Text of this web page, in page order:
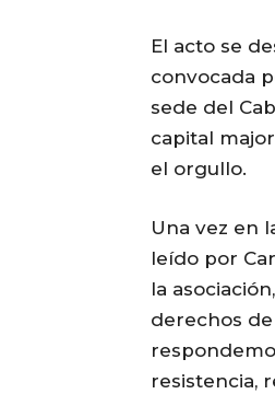
El acto se
convocada
sede del
capital
el orgullo.
Una vez en
leído por
la
derechos
resistencia,